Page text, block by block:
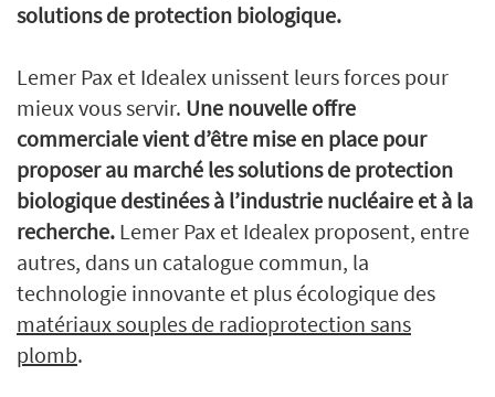
solutions de protection biologique.
Lemer Pax et Idealex unissent leurs forces pour
mieux vous servir. Une nouvelle offre
commerciale vient d’être mise en place pour
proposer au marché les solutions de protection
biologique destinées à l’industrie nucléaire et à la
recherche. Lemer Pax et Idealex proposent, entre
autres, dans un catalogue commun, la
technologie innovante et plus écologique des
matériaux souples de radioprotection sans
plomb.